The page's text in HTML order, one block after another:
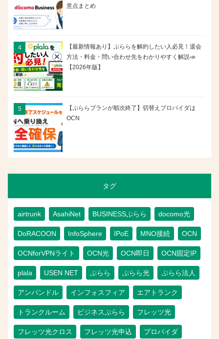
意点まとめ
【最新情報あり】ぷららを解約したい人必見！退会
方法・料金・問い合わせ先をわかりやすく解説📣
【2026年版】
【ぷららプランが順次終了】切替えプロバイダは
OCN
タグ
airtrunk AsahiNet BUSINESSぷらら docomo光
DoRACOON InfoSphere IPoE MNO接続 OCN
OCNforVPNライト OCN光 OCN即日 OCN固定IP
plala USEN NET ぷらら ぷらら光 ぷらら法人
アンバンドル インフォスフィア エアトランク
トランクルーム ビジネスぷらら フレッツ光
フレッツ光クロス フレッツ光申込 プロバイダ